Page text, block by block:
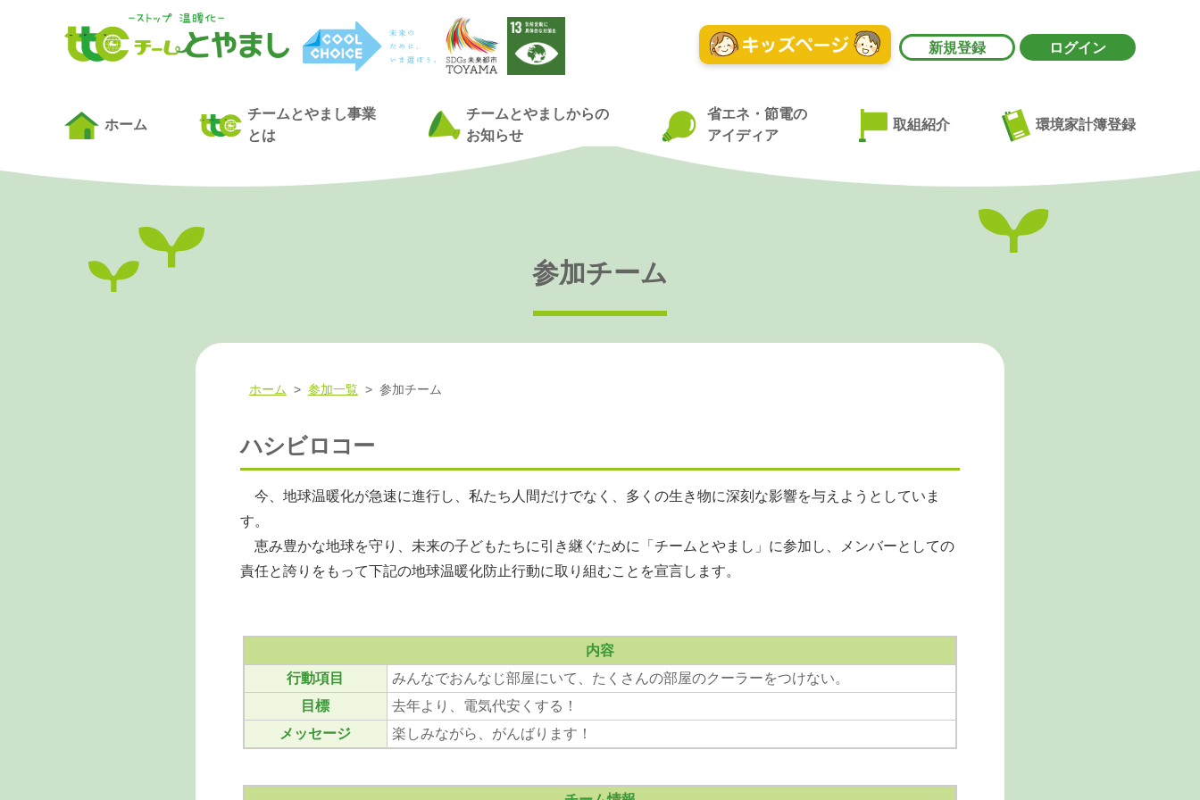
新規登録 ログイン
ホーム
チームとやまし事業
とは
チームとやましからの
お知らせ
省エネ・節電の
アイディア
取組紹介 環境家計簿登録
参加チーム
ホーム > 参加一覧> 参加チーム
ハシビロコー
今、地球温暖化が急速に進行し、私たち人間だけでなく、多くの生き物に深刻な影響を与えようとしていま
す。
恵み豊かな地球を守り、未来の子どもたちに引き継ぐために「チームとやまし」に参加し、メンバーとしての
責任と誇りをもって下記の地球温暖化防止行動に取り組むことを宣言します。
内容
行動項目
みんなでおんなじ部屋にいて、たくさんの部屋のクーラーをつけない。
目標
去年より、電気代安くする！
メッセージ
楽しみながら、がんばります！